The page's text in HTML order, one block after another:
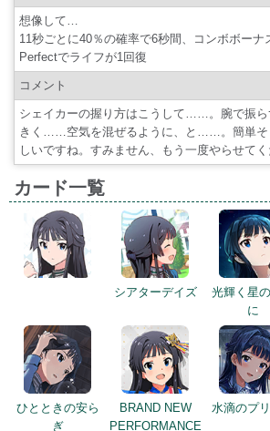
想像して…
11秒ごとに40％の確率で6秒間、コンボボーナ
Perfectでライフが1回復
コメント
シェイカーの握り方はこうして……。腕で振ら
きく……空気を混ぜるように、と……。簡単そ
しいですね。すみません、もう一度やらせてく
カード一覧
シアターデイズ
光輝く星
に
ひとときの安ら
ぎ
BRAND NEW
PERFORMANCE
水滴のプ